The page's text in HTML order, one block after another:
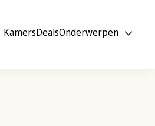
KamersDealsOnderwerpen